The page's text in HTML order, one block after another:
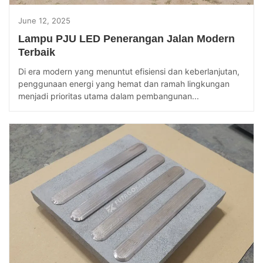
June 12, 2025
Lampu PJU LED Penerangan Jalan Modern
Terbaik
Di era modern yang menuntut efisiensi dan keberlanjutan,
penggunaan energi yang hemat dan ramah lingkungan
menjadi prioritas utama dalam pembangunan...